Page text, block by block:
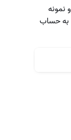
نمونه
به حساب